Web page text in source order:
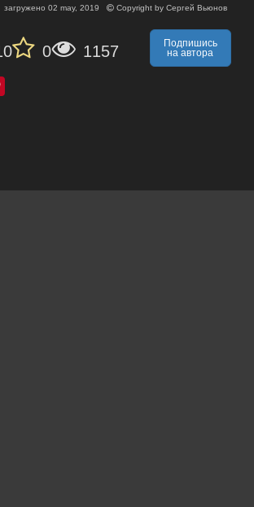
загружено 02 may, 2019 Copyright by Сергей Вьюнов
0 1157
Подпишись
на автора